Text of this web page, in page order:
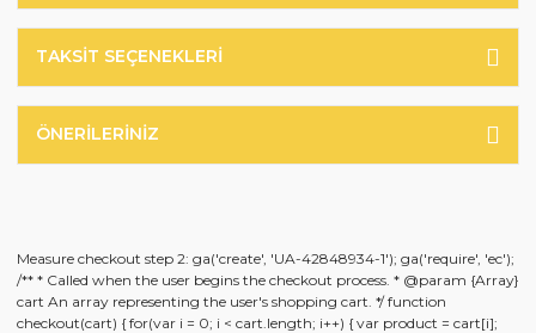
TAKSIT SEÇENEKLERI
ÖNERILERINIZ
Measure checkout step 2: ga('create', 'UA-42848934-1'); ga('require', 'ec');
/** * Called when the user begins the checkout process. * @param {Array}
cart An array representing the user's shopping cart. */ function
checkout(cart) { for(var i = 0; i < cart.length; i++) { var product = cart[i];